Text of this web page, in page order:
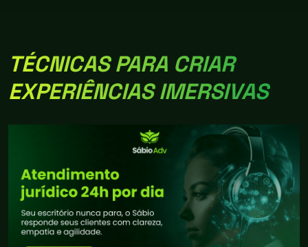
TÉCNICAS PARA CRIAR
EXPERIÊNCIAS IMERSIVAS